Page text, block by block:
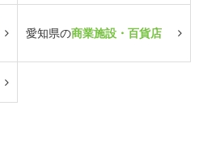
愛知県の商業施設・百貨店